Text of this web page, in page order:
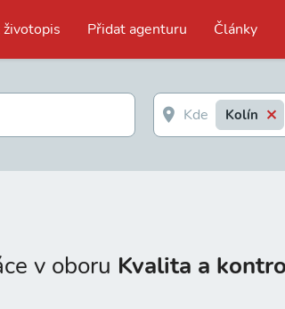
Přidat agenturu Články
Kolín
v oboru Kvalita a